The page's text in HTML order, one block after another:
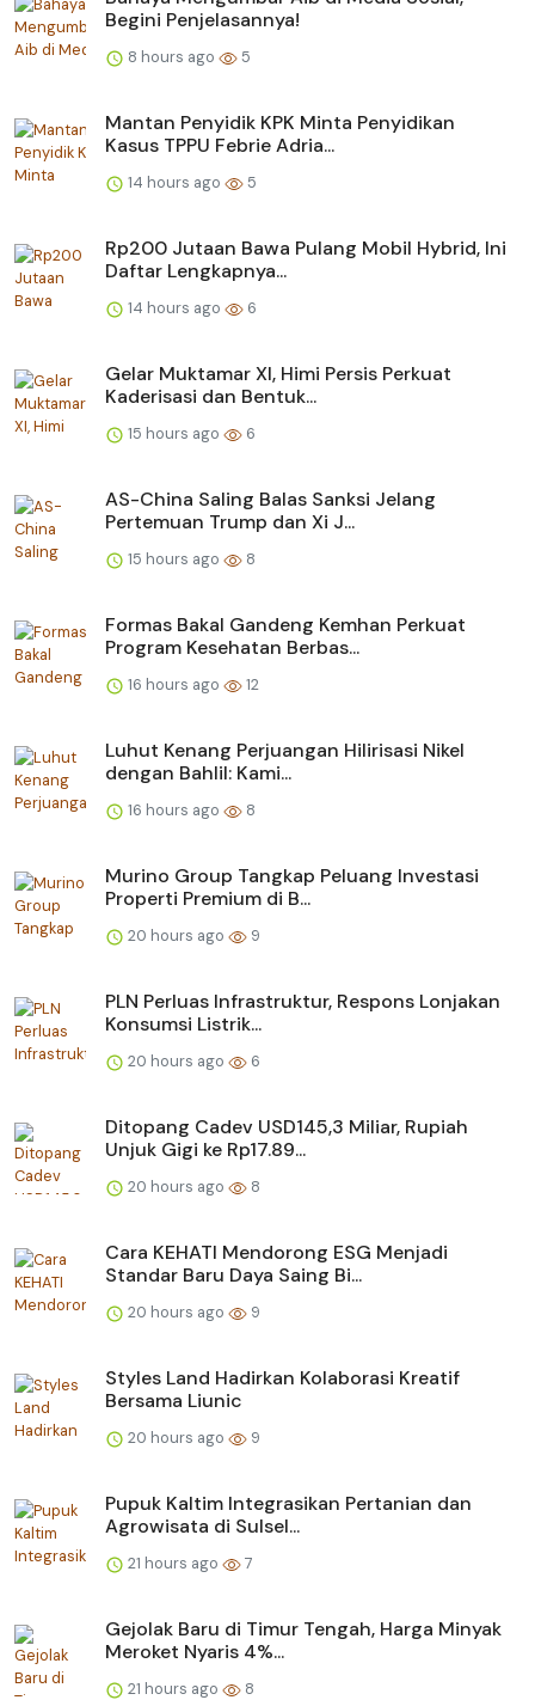
Begini Penjelasannya!
8 hours ago 5
Mantan Penyidik KPK Minta Penyidikan
Kasus TPPU Febrie Adria...
14 hours ago 5
Rp200 Jutaan Bawa Pulang Mobil Hybrid, Ini
Daftar Lengkapnya...
14 hours ago 6
Gelar Muktamar XI, Himi Persis Perkuat
Kaderisasi dan Bentuk...
15 hours ago 6
AS-China Saling Balas Sanksi Jelang
Pertemuan Trump dan Xi J...
15 hours ago 8
Formas Bakal Gandeng Kemhan Perkuat
Program Kesehatan Berbas...
16 hours ago 12
Luhut Kenang Perjuangan Hilirisasi Nikel
dengan Bahlil: Kami...
16 hours ago 8
Murino Group Tangkap Peluang Investasi
Properti Premium di B...
20 hours ago 9
PLN Perluas Infrastruktur, Respons Lonjakan
Konsumsi Listrik...
20 hours ago 6
Ditopang Cadev USD145,3 Miliar, Rupiah
Unjuk Gigi ke Rp17.89...
20 hours ago 8
Cara KEHATI Mendorong ESG Menjadi
Standar Baru Daya Saing Bi...
20 hours ago 9
Styles Land Hadirkan Kolaborasi Kreatif
Bersama Liunic
20 hours ago 9
Pupuk Kaltim Integrasikan Pertanian dan
Agrowisata di Sulsel...
21 hours ago 7
Gejolak Baru di Timur Tengah, Harga Minyak
Meroket Nyaris 4%...
21 hours ago 8